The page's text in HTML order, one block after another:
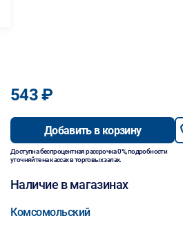
543 ₽
Добавить в корзину
Доступна беспроцентная рассрочка 0%, подробности
уточняйте на кассах в торговых залах.
Наличие в магазинах
Комсомольский